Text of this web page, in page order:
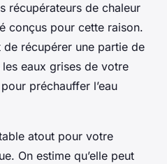
récupérateurs de chaleur
conçus pour cette raison.
de récupérer une partie de
eaux grises de votre
préchauffer l’eau
atout pour votre
On estime qu’elle peut